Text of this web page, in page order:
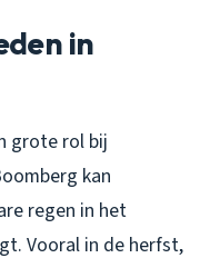
in
grote rol bij
kan
regen in het
Vooral in de herfst,